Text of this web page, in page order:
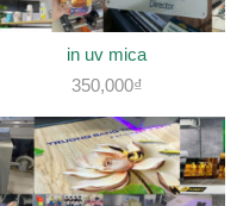
in uv mica
350,000₫